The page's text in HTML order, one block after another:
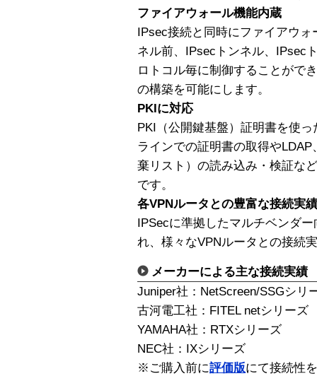
ファイアウォール機能内蔵
IPsec接続と同時にファイアウ
ネル前、IPsecトンネル、IPsec
ロトコル毎に制御することがで
の構築を可能にします。
PKIに対応
PKI（公開鍵基盤）証明書を使
ラインでの証明書の取得や
棄リスト）の読み込み・検証な
です。
各VPNルータとの豊富な接続実績
IPSecに準拠したマルチベンダ
れ、様々なVPNルータとの接続
メーカーによる主な接続実績
Juniper社：NetScreen/SSGシリ
古河電工社：FITEL netシリーズ
YAMAHA社：RTXシリーズ
NEC社：IXシリーズ
※ご購入前に評価版にて接続性